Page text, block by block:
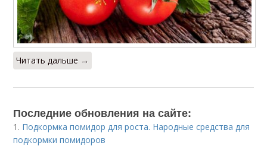
Читать дальше →
Последние обновления на сайте:
1. Подкормка помидор для роста. Народные средства для
подкормки помидоров